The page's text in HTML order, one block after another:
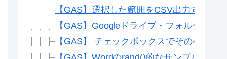
【GAS】選択した範囲をCSV出力する方
【GAS】Googleドライブ・フォルダ内の
【GAS】 チェックボックスでそのへん